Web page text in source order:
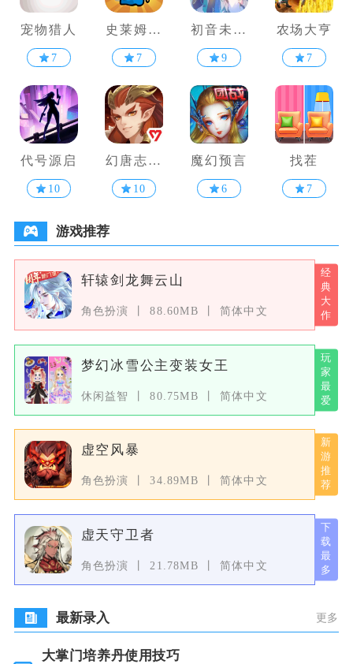
宠物猎人
7
史莱姆攻
略
7
初音未来
缤纷舞台
9
农场大亨
7
代号源启
10
幻唐志洪
荒现世
10
魔幻预言
6
找茬
7
游戏推荐
轩辕剑龙舞云山
角色扮演 88.60MB 简体中文
梦幻冰雪公主变装女王
休闲益智 80.75MB 简体中文
虚空风暴
角色扮演 34.89MB 简体中文
虚天守卫者
角色扮演 21.78MB 简体中文
最新录入 更多
大掌门培养丹使用技巧